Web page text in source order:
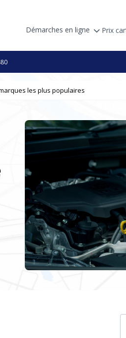
Démarches en ligne Prix
les plus populaires